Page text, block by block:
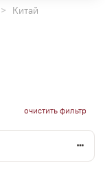
Китай
очистить фильтр